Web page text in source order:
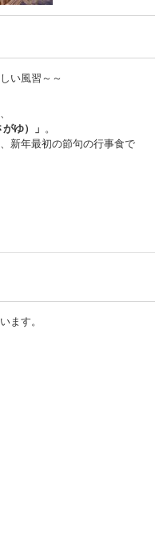
い風習～～
ゆ）」 。
新年最初の節句の行事食で
ます。